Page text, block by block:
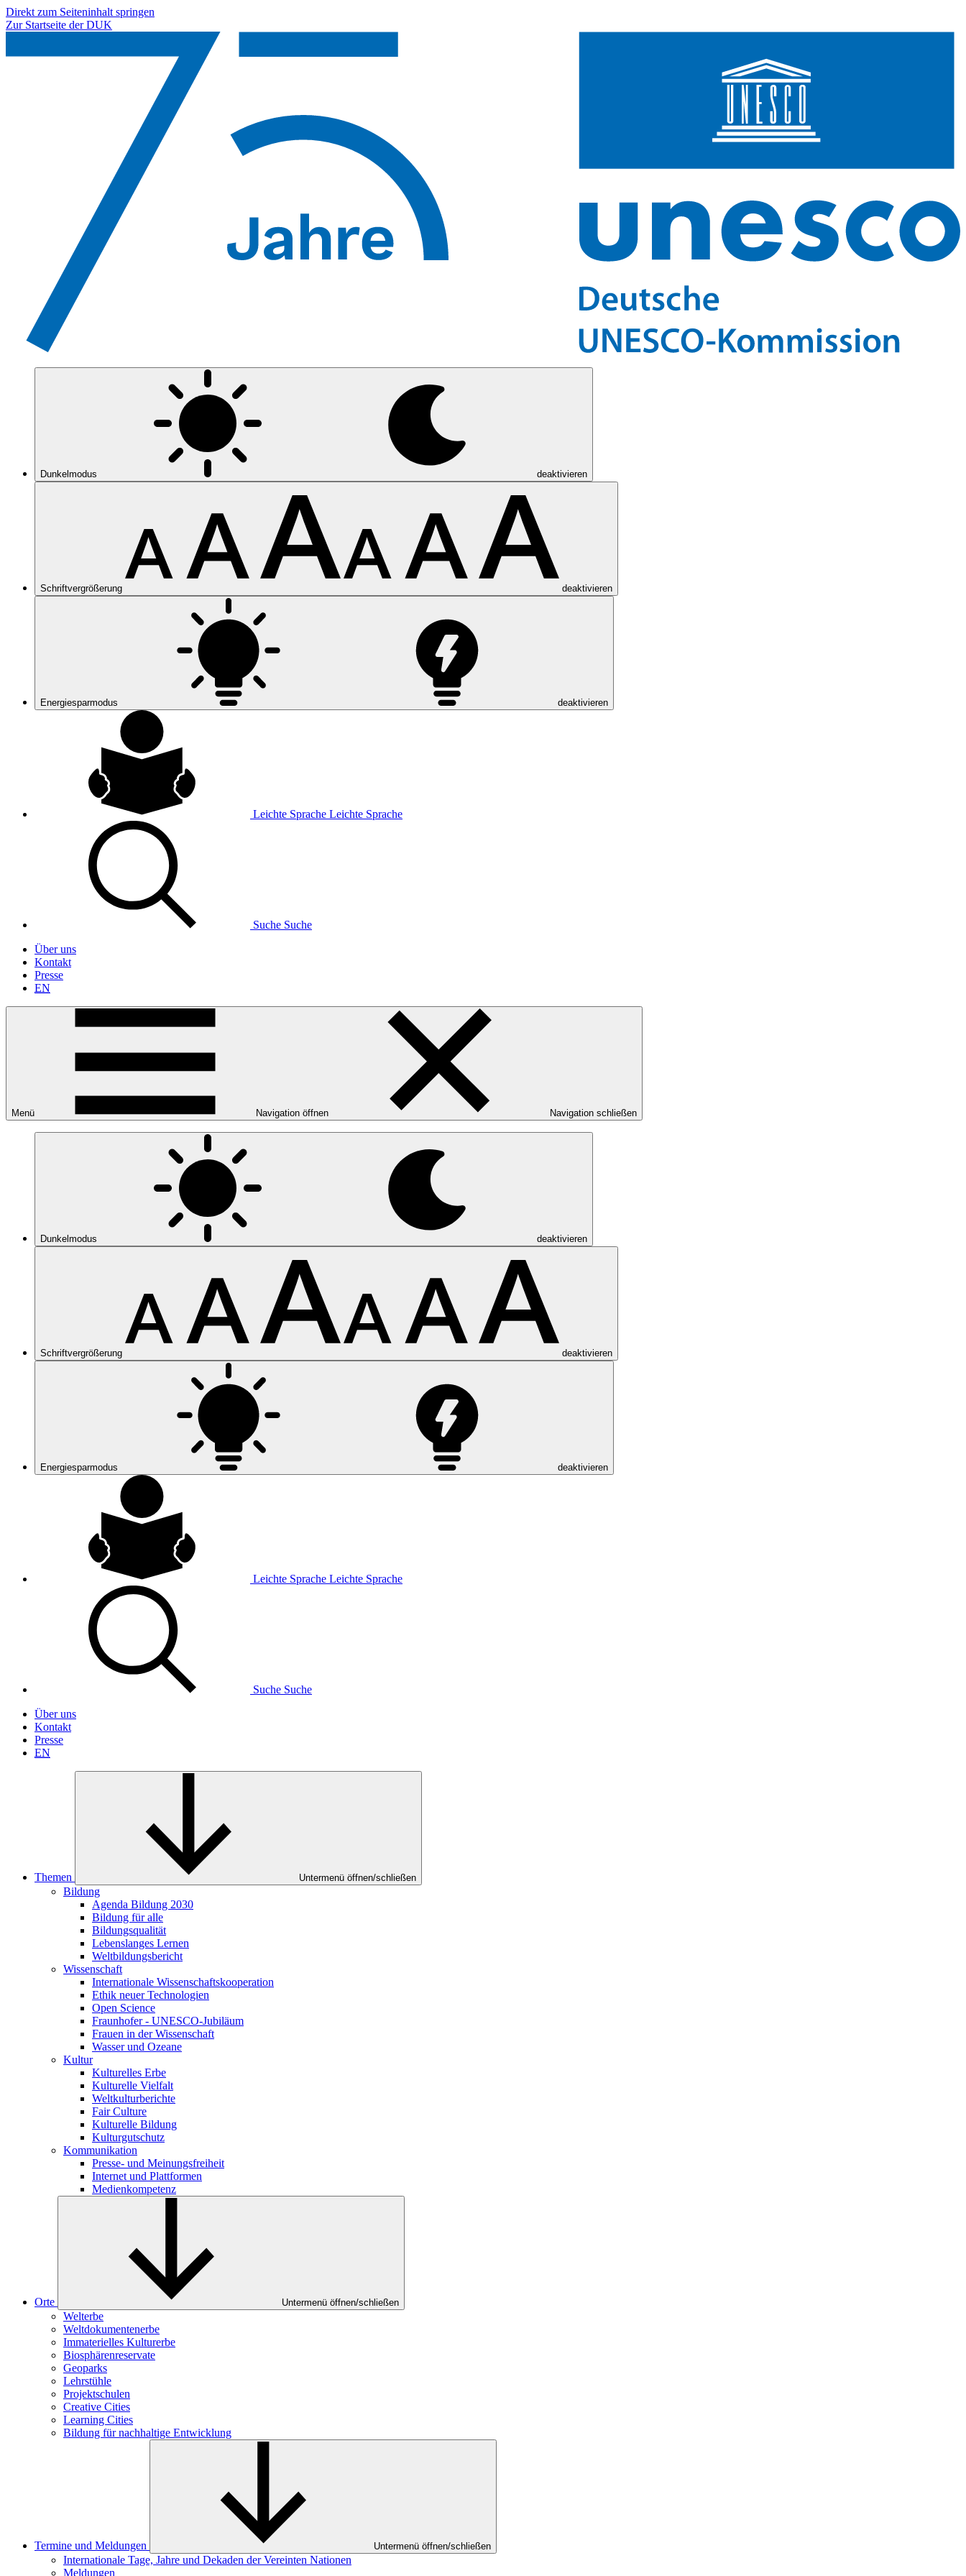
Direkt zum Seiteninhalt springen
Zur Startseite der DUK
Dunkelmodus deaktivieren
Schriftvergrößerung deaktivieren
Energiesparmodus deaktivieren
Leichte Sprache Leichte Sprache
Suche Suche
Über uns
Kontakt
Presse
EN
Menü Navigation öffnen Navigation schließen
Dunkelmodus deaktivieren
Schriftvergrößerung deaktivieren
Energiesparmodus deaktivieren
Leichte Sprache Leichte Sprache
Suche Suche
Über uns
Kontakt
Presse
EN
Themen Untermenü öffnen/schließen
Bildung
Agenda Bildung 2030
Bildung für alle
Bildungsqualität
Lebenslanges Lernen
Weltbildungsbericht
Wissenschaft
Internationale Wissenschaftskooperation
Ethik neuer Technologien
Open Science
Fraunhofer - UNESCO-Jubiläum
Frauen in der Wissenschaft
Wasser und Ozeane
Kultur
Kulturelles Erbe
Kulturelle Vielfalt
Weltkulturberichte
Fair Culture
Kulturelle Bildung
Kulturgutschutz
Kommunikation
Presse- und Meinungsfreiheit
Internet und Plattformen
Medienkompetenz
Orte Untermenü öffnen/schließen
Welterbe
Weltdokumentenerbe
Immaterielles Kulturerbe
Biosphärenreservate
Geoparks
Lehrstühle
Projektschulen
Creative Cities
Learning Cities
Bildung für nachhaltige Entwicklung
Termine und Meldungen Untermenü öffnen/schließen
Internationale Tage, Jahre und Dekaden der Vereinten Nationen
Meldungen